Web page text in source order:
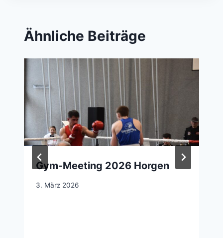
Ähnliche Beiträge
Gym-Meeting 2026 Horgen
3. März 2026